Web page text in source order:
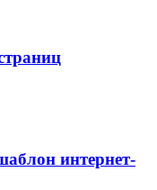
интернет-